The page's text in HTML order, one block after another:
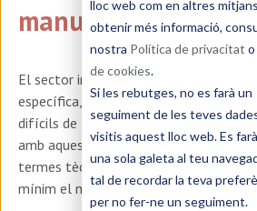
lloc web com en altres
obtenir més informació,
nostra Política de privacitat o
de cookies.
Si les rebutges, no es farà un
seguiment de les teves
visitis aquest lloc web. Es
una sola galeta al teu
tal de recordar la teva
per no fer-ne un seguiment.
manufacturing
El sector industrial i tecnològic és ple
específica, processos i sistemes
difícils de traduir per a aquells que no
amb aquest camp. La precisió en les
termes tècnics és essencial, per la
mínim el marge d'error.